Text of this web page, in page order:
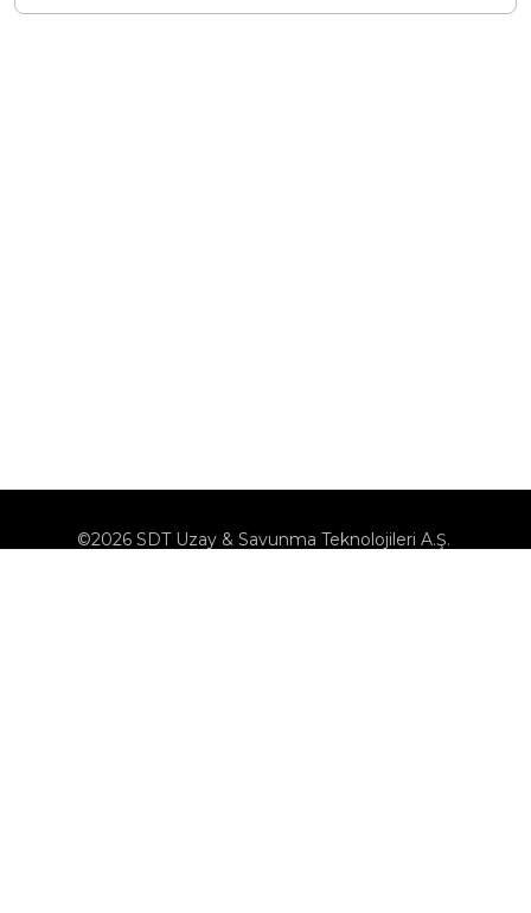
©2026 SDT Uzay & Savunma Teknolojileri A.Ş.